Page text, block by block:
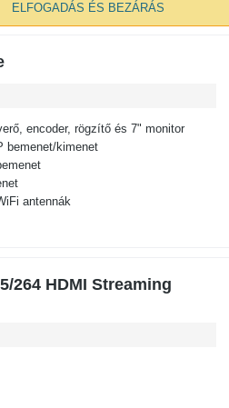
ELFOGADÁS ÉS BEZÁRÁS
encoder, rögzítő és 7" monitor
bemenet/kimenet
antennák
264 HDMI Streaming